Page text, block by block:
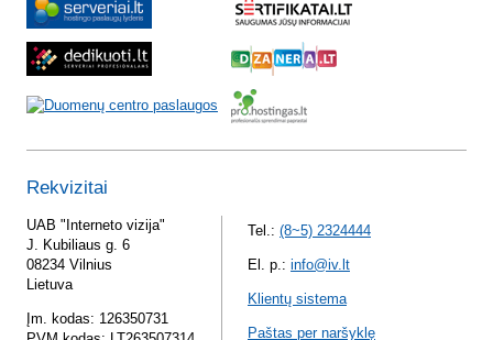
Rekvizitai
UAB "Interneto vizija"
J. Kubiliaus g. 6
08234 Vilnius
Lietuva
Įm. kodas: 126350731
Tel.: (8~5) 2324444
El. p.: info@iv.lt
Klientų sistema
Paštas per naršyklę